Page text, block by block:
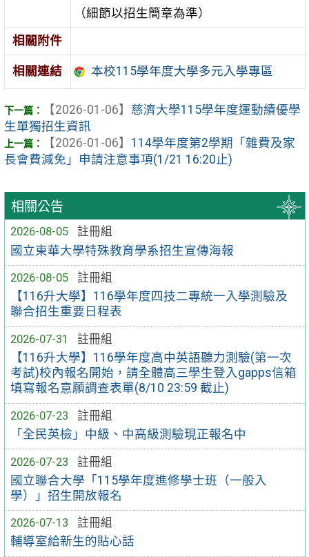
相關公告
2026-08-05
註冊組
國立東華大學特殊教育學系招生宣傳海報
2026-08-05
註冊組
【116升大學】116學年度四技二專統一入學測驗及
聯合招生重要日程表
2026-07-31
註冊組
【116升大學】116學年度高中英語聽力測驗(第一次
考試)校內報名開始，請全體高三學生登入gapps信箱
填寫報名意願調查表單(8/10 23:59 截止)
2026-07-23
註冊組
「全民英檢」中級、中高級測驗現正報名中
2026-07-23
註冊組
國立聯合大學「115學年度進修學士班（一般入
學）」招生開放報名
2026-07-13
註冊組
輔導室給新生的貼心話
（細節以招生簡章為準）
相關附件
相關連結 本校115學年度大學多元入學專區
【2026-01-06】 慈濟大學115學年度運動績優學
生單獨招生資訊
【2026-01-06】 114學年度第2學期「雜費及家
長會費減免」申請注意事項(1/21 16:20止)